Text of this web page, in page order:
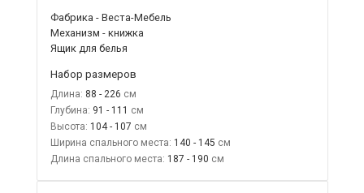
Фабрика - Веста-Мебель
Механизм - книжка
Ящик для белья
Набор размеров
Длина: 88 - 226
Глубина: 91 - 111
Высота: 104 - 107
Ширина спального места: 140 - 145
Длина спального места: 187 - 190